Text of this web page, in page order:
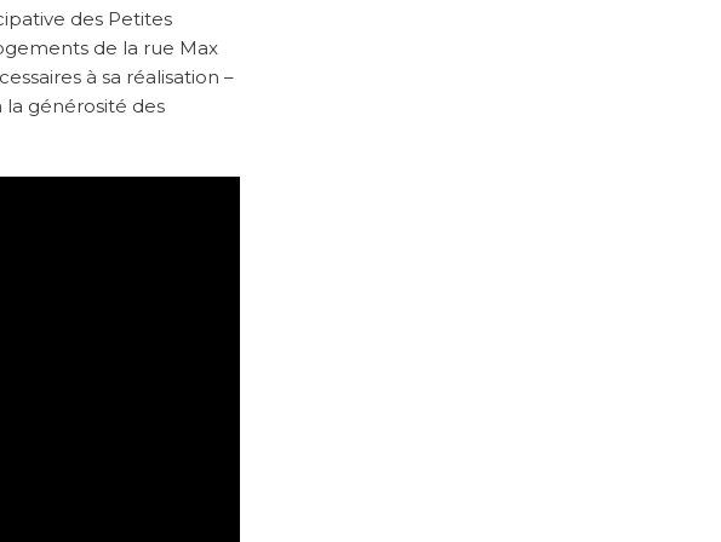
des Petites
de la rue Max
à sa réalisation –
la générosité des